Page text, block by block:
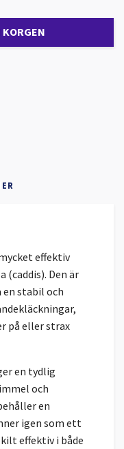
KORGEN
effektiv
Den är
stabil och
på eller strax
en tydlig
och
en
igen som ett
effektiv i både